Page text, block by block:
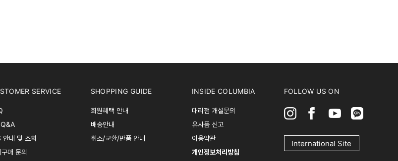
SERVICE
내 및 조회
구매 문의
SHOPPING GUIDE
회원혜택 안내
배송안내
취소/교환/반품 안내
INSIDE COLUMBIA
대리점 개설문의
유사품 신고
이용약관
개인정보처리방침
FOLLOW US ON
International Site